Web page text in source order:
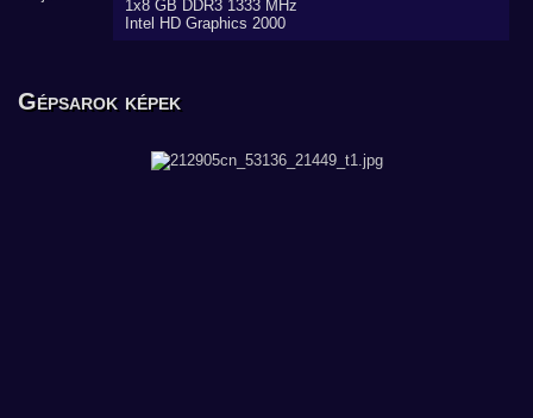
1x8 GB DDR3 1333 MHz
Intel HD Graphics 2000
Gépsarok képek